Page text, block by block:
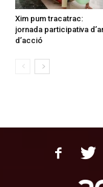
Xim pum tracatrac:
jornada participativa
d’acció